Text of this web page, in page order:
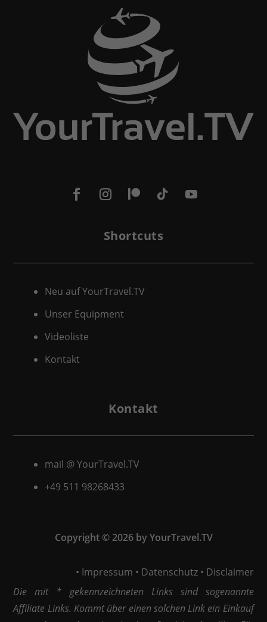
Shortcuts
Neu auf YourTravel.TV
Unser Equipment
Videoliste
Kontakt
Kontakt
mail @ YourTravel.TV
+49 511 98268433
Copyright © 2026 by YourTravel.TV
• Impressum • Datenschutz• Disclaimer
Die mit * gekennzeichneten Links sind sogenannte
Affiliate Links. Kommt über einen solchen Link ein Einkauf